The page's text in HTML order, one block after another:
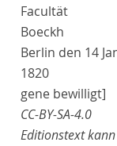
Facultät
Boeckh
Berlin den 14
1820
gene bewilligt]
CC-BY-SA-4.0
Editionstext